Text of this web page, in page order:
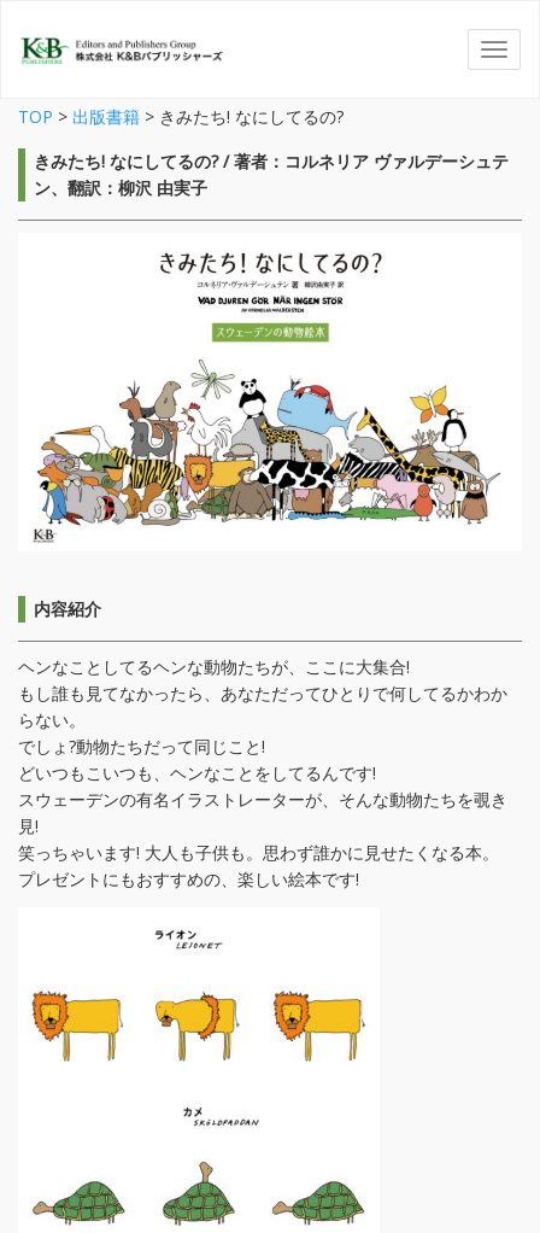
TOP > 出版書籍 > きみたち! なにしてるの?
きみたち! なにしてるの? / 著者：コルネリア ヴァルデーシュテ
ン、翻訳：柳沢 由実子
内容紹介
ヘンなことしてるヘンな動物たちが、ここに大集合!
もし誰も見てなかったら、あなただってひとりで何してるかわか
らない。
でしょ?動物たちだって同じこと!
どいつもこいつも、ヘンなことをしてるんです!
スウェーデンの有名イラストレーターが、そんな動物たちを覗き
見!
笑っちゃいます! 大人も子供も。思わず誰かに見せたくなる本。
プレゼントにもおすすめの、楽しい絵本です!